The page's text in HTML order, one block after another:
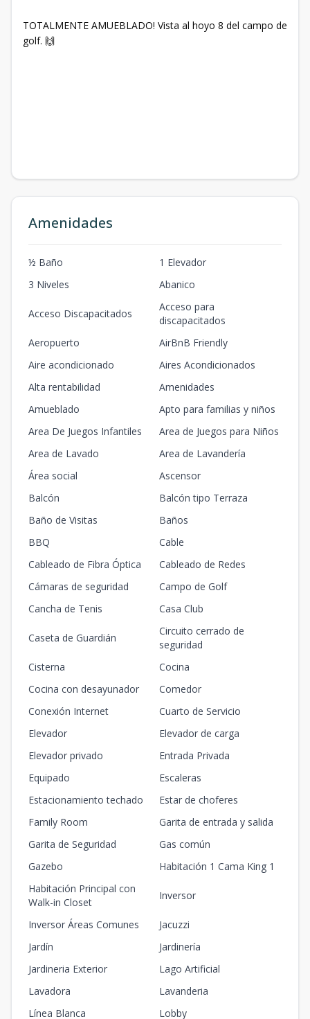
TOTALMENTE AMUEBLADO! Vista al hoyo 8 del campo de
golf. 🙌
Amenidades
½ Baño
1 Elevador
3 Niveles
Abanico
Acceso Discapacitados
Acceso para
discapacitados
Aeropuerto
AirBnB Friendly
Aire acondicionado
Aires Acondicionados
Alta rentabilidad
Amenidades
Amueblado
Apto para familias y niños
Area De Juegos Infantiles
Area de Juegos para Niños
Area de Lavado
Area de Lavandería
Área social
Ascensor
Balcón
Balcón tipo Terraza
Baño de Visitas
Baños
BBQ
Cable
Cableado de Fibra Óptica
Cableado de Redes
Cámaras de seguridad
Campo de Golf
Cancha de Tenis
Casa Club
Caseta de Guardián
Circuito cerrado de
seguridad
Cisterna
Cocina
Cocina con desayunador
Comedor
Conexión Internet
Cuarto de Servicio
Elevador
Elevador de carga
Elevador privado
Entrada Privada
Equipado
Escaleras
Estacionamiento techado
Estar de choferes
Family Room
Garita de entrada y salida
Garita de Seguridad
Gas común
Gazebo
Habitación 1 Cama King 1
Habitación Principal con
Walk-in Closet
Inversor
Inversor Áreas Comunes
Jacuzzi
Jardín
Jardinería
Jardineria Exterior
Lago Artificial
Lavadora
Lavanderia
Línea Blanca
Lobby